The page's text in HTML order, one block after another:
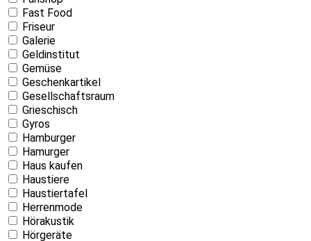
Fast Food
Friseur
Galerie
Geldinstitut
Gemüse
Geschenkartikel
Gesellschaftsraum
Grieschisch
Gyros
Hamburger
Hamurger
Haus kaufen
Haustiere
Haustiertafel
Herrenmode
Hörakustik
Hörgeräte